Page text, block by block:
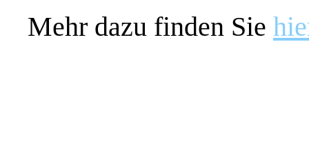
Mehr dazu finden Sie